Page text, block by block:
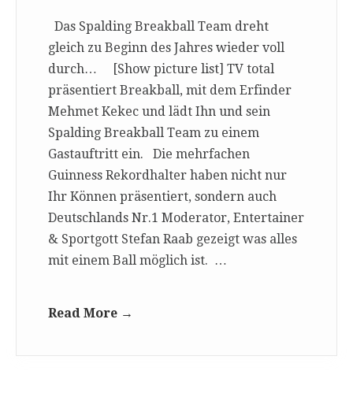
Das Spalding Breakball Team dreht
gleich zu Beginn des Jahres wieder voll
durch… [Show picture list] TV total
präsentiert Breakball, mit dem Erfinder
Mehmet Kekec und lädt Ihn und sein
Spalding Breakball Team zu einem
Gastauftritt ein. Die mehrfachen
Guinness Rekordhalter haben nicht nur
Ihr Können präsentiert, sondern auch
Deutschlands Nr.1 Moderator, Entertainer
& Sportgott Stefan Raab gezeigt was alles
mit einem Ball möglich ist. …
Read More →